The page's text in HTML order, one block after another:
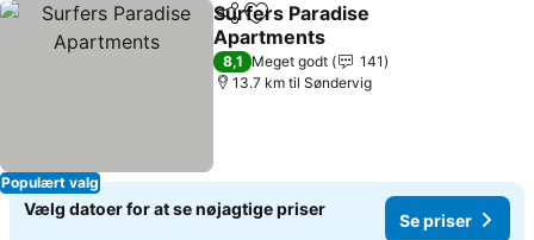
Populært valg
Del Føj til favoritter
Surfers Paradise
Apartments
Se priser
8,1 Meget godt
141
13.7 km til Søndervig
Vælg datoer for at se nøjagtige priser
Se priser